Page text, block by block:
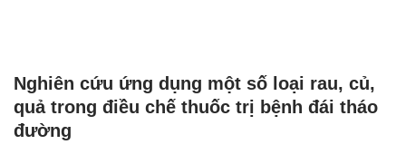
Nghiên cứu ứng dụng một số loại rau, củ,
quả trong điều chế thuốc trị bệnh đái tháo
đường